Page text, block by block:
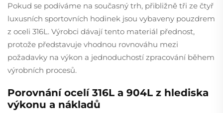
Pokud se podíváme na současný trh, přibližně tři ze čtyř
luxusních sportovních hodinek jsou vybaveny pouzdrem
z oceli 316L. Výrobci dávají tento materiál přednost,
protože představuje vhodnou rovnováhu mezi
požadavky na výkon a jednoduchostí zpracování během
výrobních procesů.
Porovnání ocelí 316L a 904L z hlediska
výkonu a nákladů